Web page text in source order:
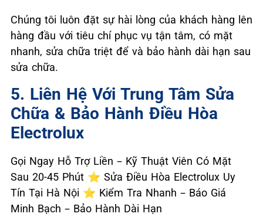
Chúng tôi luôn đặt sự hài lòng của khách hàng lên
hàng đầu với tiêu chí phục vụ tận tâm, có mặt
nhanh, sửa chữa triệt để và bảo hành dài hạn sau
sửa chữa.
5. Liên Hệ Với Trung Tâm Sửa
Chữa & Bảo Hành Điều Hòa
Electrolux
Gọi Ngay Hỗ Trợ Liền – Kỹ Thuật Viên Có Mặt
Sau 20-45 Phút ⭐ Sửa Điều Hòa Electrolux Uy
Tín Tại Hà Nội ⭐ Kiểm Tra Nhanh – Báo Giá
Minh Bạch – Bảo Hành Dài Hạn